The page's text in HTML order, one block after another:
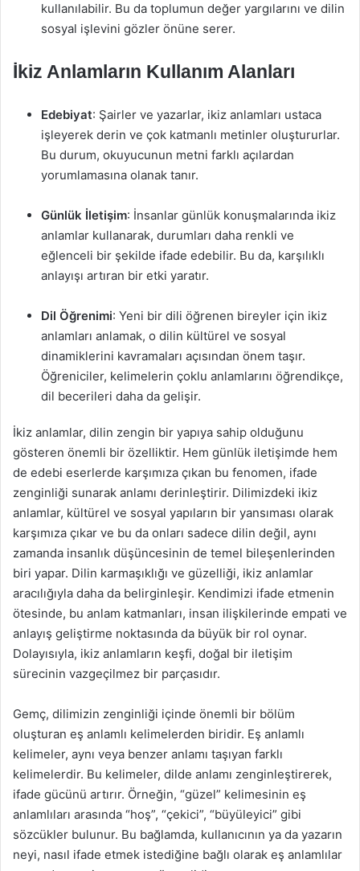
kullanılabilir. Bu da toplumun değer yargılarını ve dilin
sosyal işlevini gözler önüne serer.
İkiz Anlamların Kullanım Alanları
Edebiyat: Şairler ve yazarlar, ikiz anlamları ustaca
işleyerek derin ve çok katmanlı metinler oluştururlar.
Bu durum, okuyucunun metni farklı açılardan
yorumlamasına olanak tanır.
Günlük İletişim: İnsanlar günlük konuşmalarında ikiz
anlamlar kullanarak, durumları daha renkli ve
eğlenceli bir şekilde ifade edebilir. Bu da, karşılıklı
anlayışı artıran bir etki yaratır.
Dil Öğrenimi: Yeni bir dili öğrenen bireyler için ikiz
anlamları anlamak, o dilin kültürel ve sosyal
dinamiklerini kavramaları açısından önem taşır.
Öğreniciler, kelimelerin çoklu anlamlarını öğrendikçe,
dil becerileri daha da gelişir.
İkiz anlamlar, dilin zengin bir yapıya sahip olduğunu
gösteren önemli bir özelliktir. Hem günlük iletişimde hem
de edebi eserlerde karşımıza çıkan bu fenomen, ifade
zenginliği sunarak anlamı derinleştirir. Dilimizdeki ikiz
anlamlar, kültürel ve sosyal yapıların bir yansıması olarak
karşımıza çıkar ve bu da onları sadece dilin değil, aynı
zamanda insanlık düşüncesinin de temel bileşenlerinden
biri yapar. Dilin karmaşıklığı ve güzelliği, ikiz anlamlar
aracılığıyla daha da belirginleşir. Kendimizi ifade etmenin
ötesinde, bu anlam katmanları, insan ilişkilerinde empati ve
anlayış geliştirme noktasında da büyük bir rol oynar.
Dolayısıyla, ikiz anlamların keşfi, doğal bir iletişim
sürecinin vazgeçilmez bir parçasıdır.
Gemç, dilimizin zenginliği içinde önemli bir bölüm
oluşturan eş anlamlı kelimelerden biridir. Eş anlamlı
kelimeler, aynı veya benzer anlamı taşıyan farklı
kelimelerdir. Bu kelimeler, dilde anlamı zenginleştirerek,
ifade gücünü artırır. Örneğin, “güzel” kelimesinin eş
anlamlıları arasında “hoş”, “çekici”, “büyüleyici” gibi
sözcükler bulunur. Bu bağlamda, kullanıcının ya da yazarın
neyi, nasıl ifade etmek istediğine bağlı olarak eş anlamlılar